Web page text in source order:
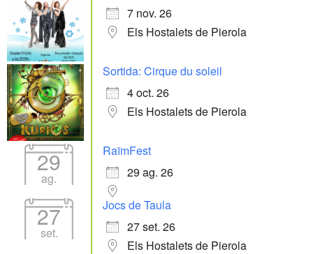
7 nov. 26
Els Hostalets de Pierola
Sortida: Cirque du soleil
4 oct. 26
Els Hostalets de Pierola
29
ag.
RaïmFest
29 ag. 26
27
set.
Jocs de Taula
27 set. 26
Els Hostalets de Pierola